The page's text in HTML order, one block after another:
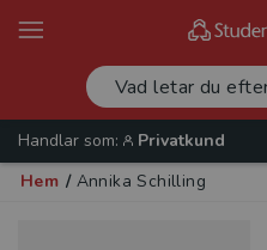
Handlar som:
Privatkund
Hem / Annika Schilling